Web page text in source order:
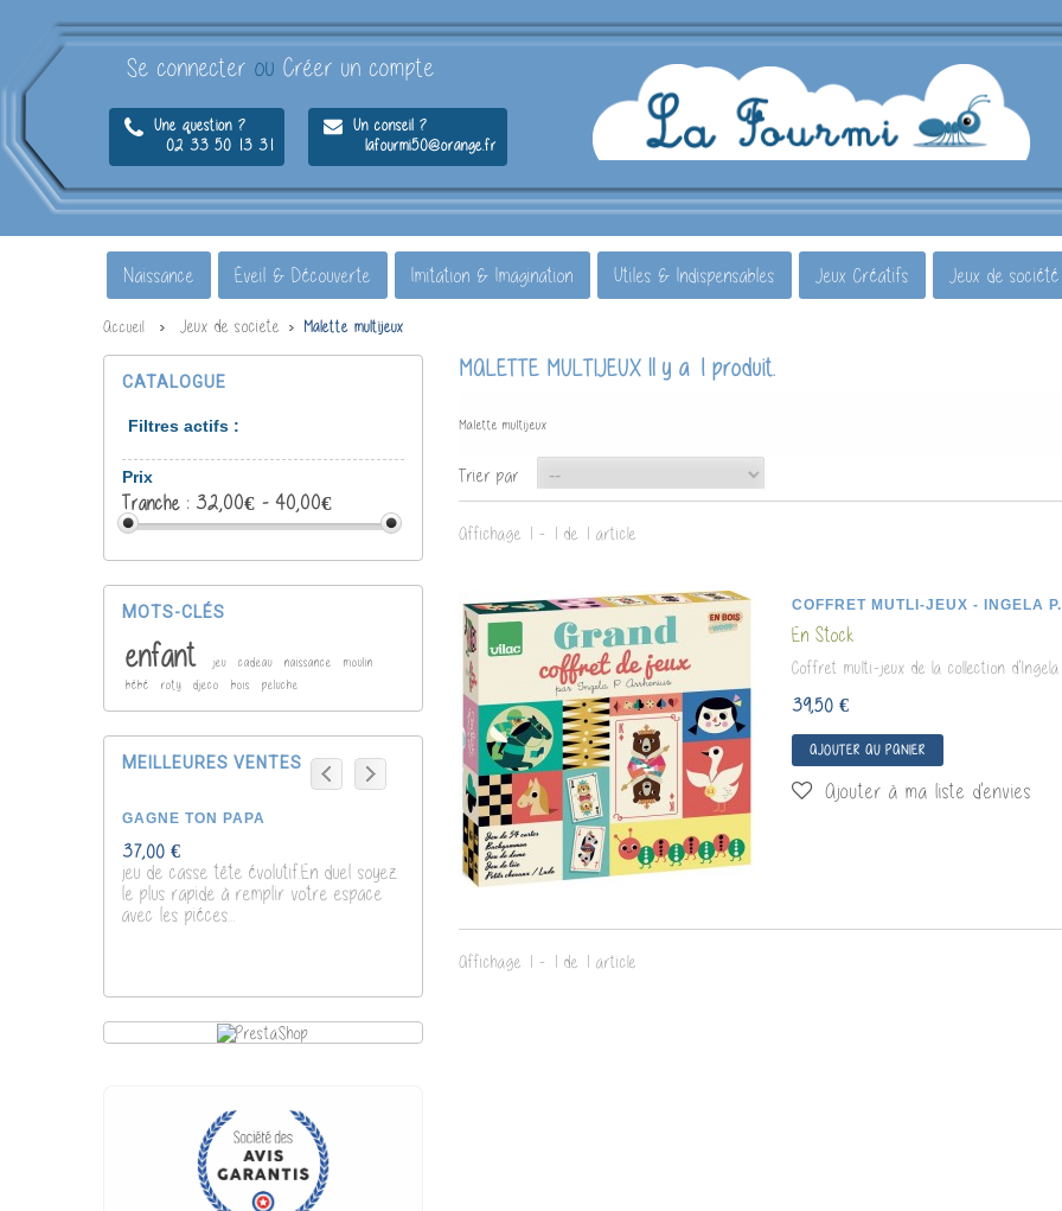
Se connecter ou Créer un compte
Une question ?
02 33 50 13 31
Un conseil ?
lafourmi50@orange.fr
Naissance Éveil & Découverte Imitation & Imagination Utiles & Indispensables Jeux Créatifs Jeux de société
Accueil Jeux de societe Malette multijeux
CATALOGUE
Filtres actifs :
Prix
Tranche : 32,00€ - 40,00€
MOTS-CLÉS
enfant jeu cadeau naissance
moulin
bébé
roty djeco bois peluche
MEILLEURES VENTES
GAGNE TON PAPA
37,00 €
jeu de casse tête évolutif.En duel soyez
le plus rapide à remplir votre espace
avec les piéces...
POCHOIRS DINOSAURES
CARTES A GRATTER
NOCTURNES...
7,00 €
Moulin Roty
MALETTE MULTIJEUX Il y a 1 produit.
Malette multijeux
Trier par
Affichage 1 - 1 de 1 article
COFFRET MUTLI-JEUX - INGELA
En Stock
Coffret multi-jeux de la collection
39,50 €
AJOUTER AU PANIER
Ajouter à ma liste d'envies
Affichage 1 - 1 de 1 article